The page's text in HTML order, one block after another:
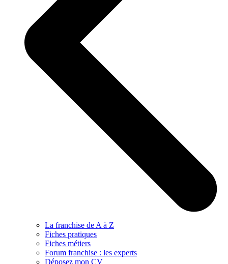
La franchise de A à Z
Fiches pratiques
Fiches métiers
Forum franchise : les experts
Déposez mon CV